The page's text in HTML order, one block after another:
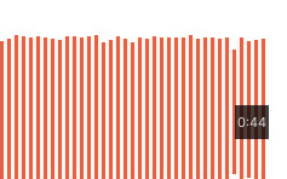
0:44